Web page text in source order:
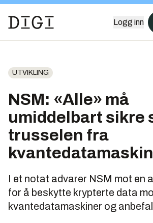
Logg inn
UTVIKLING
NSM: «Alle» må
umiddelbart sikre
trusselen fra
I et notat advarer NSM mot en
for å beskytte krypterte data
kvantedatamaskiner og